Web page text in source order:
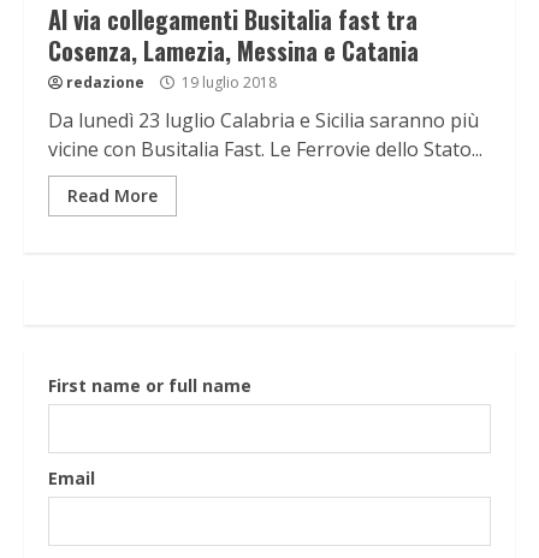
Al via collegamenti Busitalia fast tra
Cosenza, Lamezia, Messina e Catania
redazione 19 luglio 2018
Da lunedì 23 luglio Calabria e Sicilia saranno più
vicine con Busitalia Fast. Le Ferrovie dello Stato...
Read More
First name or full name
Email